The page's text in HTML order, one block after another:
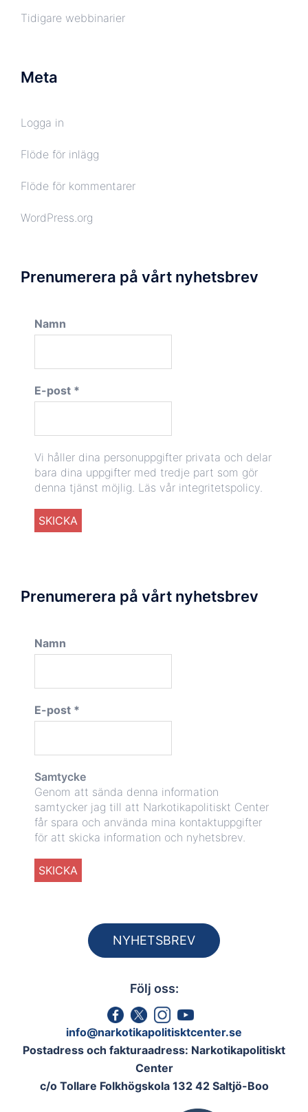
Tidigare webbinarier
Meta
Logga in
Flöde för inlägg
Flöde för kommentarer
WordPress.org
Prenumerera på vårt nyhetsbrev
Namn
E-post *
Vi håller dina personuppgifter privata och delar
bara dina uppgifter med tredje part som gör
denna tjänst möjlig. Läs vår integritetspolicy.
Prenumerera på vårt nyhetsbrev
Namn
E-post *
Samtycke
Genom att sända denna information
samtycker jag till att Narkotikapolitiskt Center
får spara och använda mina kontaktuppgifter
för att skicka information och nyhetsbrev.
NYHETSBREV
Följ oss:
info@narkotikapolitisktcenter.se
Postadress och fakturaadress: Narkotikapolitiskt
Center
c/o Tollare Folkhögskola 132 42 Saltjö-Boo